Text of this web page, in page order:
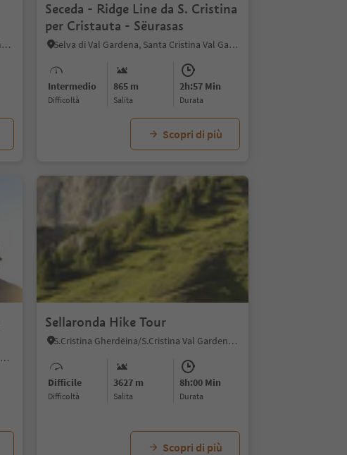
S.Cristina Gherdëina/S.Cristina Val Gardena, Santa Cristina Val Gardena, Regione dolomitica Val Gardena
Seceda - Ridge Line da S. Cristina
per Cristauta - Sëurasas
Selva di Val Gardena, Santa Cristina Val Gardena, Regione dolomitica Val Gardena
Intermedio
Difficoltà
865 m
Salita
2h:57 Min
durata
Scopri di più
1/7
Ortisei/Urtijëi, Ortisei, Regione dolomitica Val Gardena
Sellaronda Hike Tour
S.Cristina Gherdëina/S.Cristina Val Gardena, Selva di Val Gardena, Regione dolomitica Val Gardena
Difficile
Difficoltà
3627 m
Salita
8h:00 Min
durata
Scopri di più